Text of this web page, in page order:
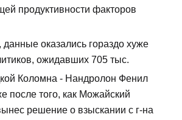
продуктивности факторов
оказались гораздо хуже
ожидавших 705 тыс.
Коломна - Нандролон Фенил
после того, как Можайский
решение о взыскании с г-на